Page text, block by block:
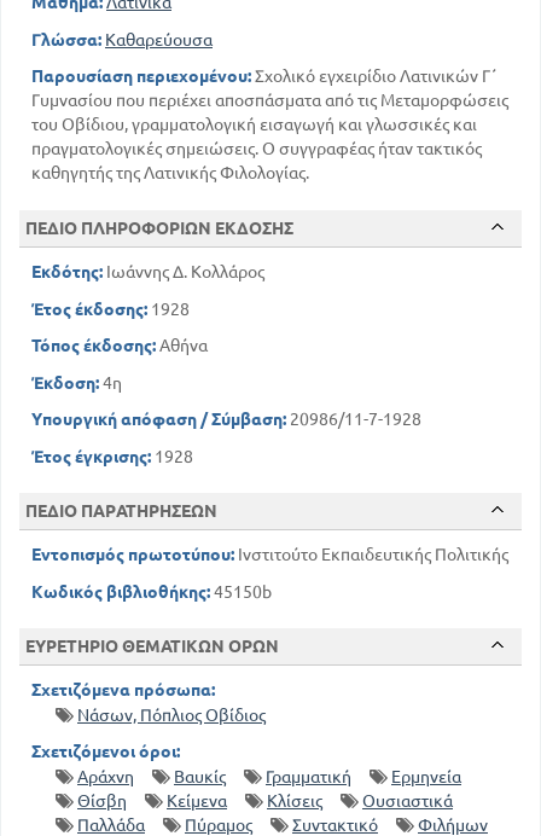
Γλώσσα: Καθαρεύουσα
Παρουσίαση περιεχομένου:Σχολικό εγχειρίδιο Λατινικών Γ΄
Γυμνασίου που περιέχει αποσπάσματα από τις Μεταμορφώσεις
του Οβίδιου, γραμματολογική εισαγωγή και γλωσσικές και
πραγματολογικές σημειώσεις. Ο συγγραφέας ήταν τακτικός
καθηγητής της Λατινικής Φιλολογίας.
ΠΕΔΙΟ ΠΛΗΡΟΦΟΡΙΩΝ ΕΚΔΟΣΗΣ
Εκδότης: Ιωάννης Δ. Κολλάρος
Έτος έκδοσης: 1928
Τόπος έκδοσης:Αθήνα
Έκδοση:4η
Υπουργική απόφαση / Σύμβαση: 20986/11-7-1928
Έτος έγκρισης: 1928
ΠΕΔΙΟ ΠΑΡΑΤΗΡΗΣΕΩΝ
Εντοπισμός πρωτοτύπου: Ινστιτούτο Εκπαιδευτικής Πολιτικής
Κωδικός βιβλιοθήκης:45150b
ΕΥΡΕΤΗΡΙΟ ΘΕΜΑΤΙΚΩΝ ΟΡΩΝ
Σχετιζόμενα πρόσωπα:
Νάσων, Πόπλιος Οβίδιος
Σχετιζόμενοι όροι:
Αράχνη
Βαυκίς Γραμματική
Ερμηνεία
Θίσβη
Κείμενα Κλίσεις
Ουσιαστικά
Παλλάδα
Πύραμος Συντακτικό Φιλήμων